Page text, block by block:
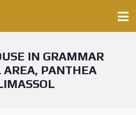
IN GRAMMAR
AREA, PANTHEA